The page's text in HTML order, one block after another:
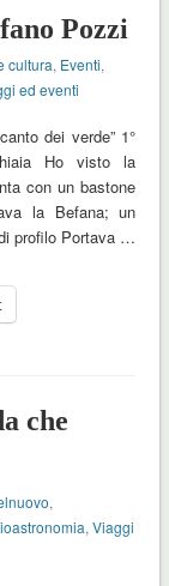
Pozzi
cultura, Eventi,
ed eventi
dei verde” 1°
Ho visto la
con un bastone
la Befana; un
profilo Portava …
che
,
,Viaggi